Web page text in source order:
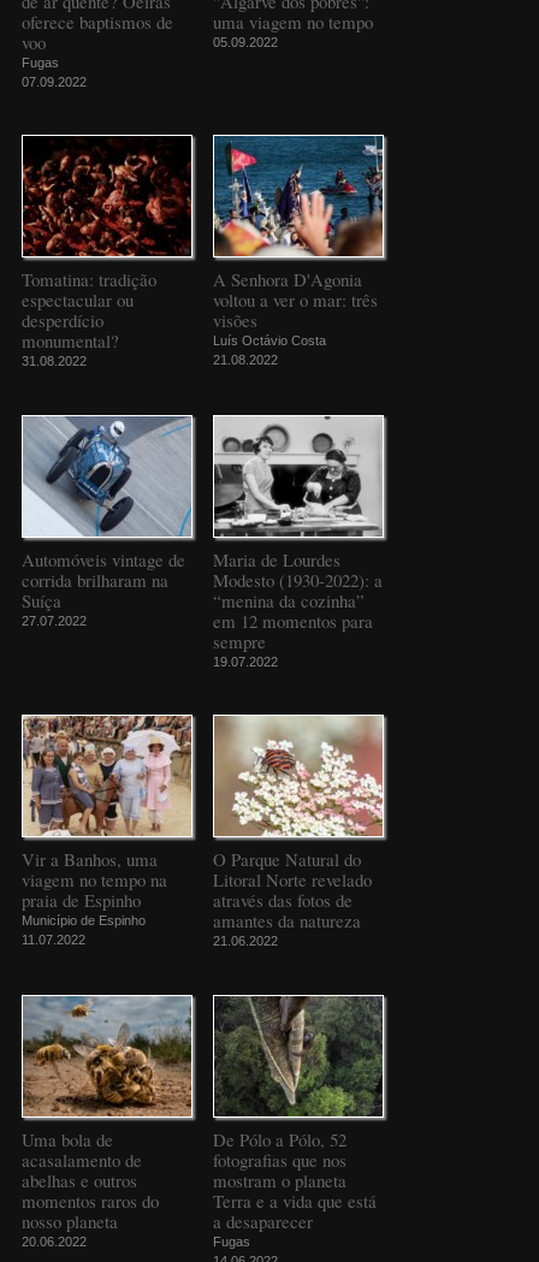
oferece baptismos de
voo
Fugas
07.09.2022
uma viagem no tempo
05.09.2022
Tomatina: tradição
espectacular ou
desperdício
monumental?
31.08.2022
A Senhora D'Agonia
voltou a ver o mar: três
visões
Luís Octávio Costa
21.08.2022
Automóveis vintage de
corrida brilharam na
Suíça
27.07.2022
Maria de Lourdes
Modesto (1930-2022): a
“menina da cozinha”
em 12 momentos para
sempre
19.07.2022
Vir a Banhos, uma
viagem no tempo na
praia de Espinho
Município de Espinho
11.07.2022
O Parque Natural do
Litoral Norte revelado
através das fotos de
amantes da natureza
21.06.2022
Uma bola de
acasalamento de
abelhas e outros
momentos raros do
nosso planeta
20.06.2022
De Pólo a Pólo, 52
fotografias que nos
mostram o planeta
Terra e a vida que está
a desaparecer
Fugas